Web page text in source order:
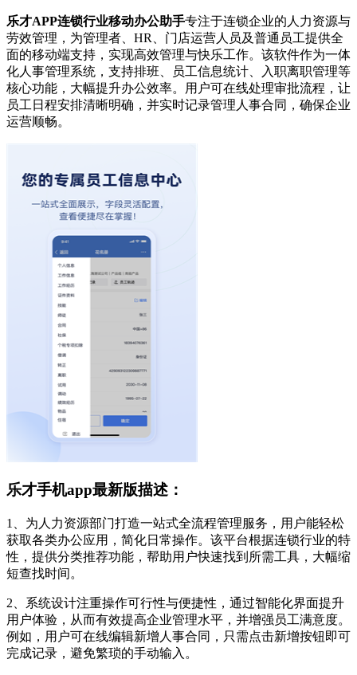
乐才APP连锁行业移动办公助手专注于连锁企业的人力资源与
劳效管理，为管理者、HR、门店运营人员及普通员工提供全
面的移动端支持，实现高效管理与快乐工作。该软件作为一体
化人事管理系统，支持排班、员工信息统计、入职离职管理等
核心功能，大幅提升办公效率。用户可在线处理审批流程，让
员工日程安排清晰明确，并实时记录管理人事合同，确保企业
运营顺畅。
乐才手机app最新版描述：
1、为人力资源部门打造一站式全流程管理服务，用户能轻松
获取各类办公应用，简化日常操作。该平台根据连锁行业的特
性，提供分类推荐功能，帮助用户快速找到所需工具，大幅缩
短查找时间。
2、系统设计注重操作可行性与便捷性，通过智能化界面提升
用户体验，从而有效提高企业管理水平，并增强员工满意度。
例如，用户可在线编辑新增人事合同，只需点击新增按钮即可
完成记录，避免繁琐的手动输入。